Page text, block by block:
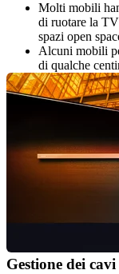
Molti mobili
di ruotare la
spazi open
Alcuni mobili
di qualche
Gestione dei cavi